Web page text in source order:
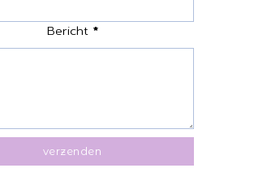
Bericht *